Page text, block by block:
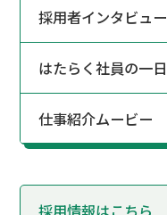
採用者インタビュー
はたらく社員の一日
仕事紹介ムービー
採用情報はこちら